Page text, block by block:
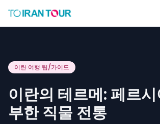
이란 여행 팁/가이드
이란의 테르메: 페르
부한 직물 전통